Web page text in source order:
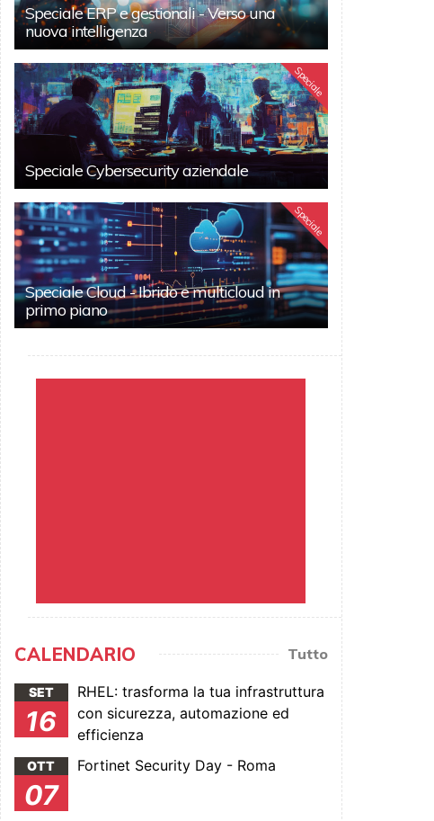
Speciale ERP e gestionali - Verso una
nuova intelligenza
Speciale
Speciale Cybersecurity aziendale
Speciale
Speciale Cloud - Ibrido e multicloud in
primo piano
CALENDARIO Tutto
SET
16
RHEL: trasforma la tua infrastruttura
con sicurezza, automazione ed
efficienza
OTT
07
Fortinet Security Day - Roma